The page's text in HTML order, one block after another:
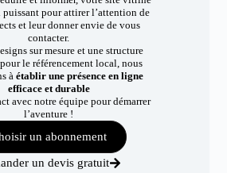
puissant pour attirer l’attention de
et leur donner envie de vous
contacter.
sur mesure et une structure
le référencement local, nous
à établir une présence en ligne
efficace et durable
avec notre équipe pour démarrer
l’aventure !
un abonnement
un devis gratuit